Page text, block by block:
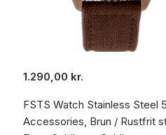
Mov't Black Canvas Strap
1.290,00 kr.
FSTS Watch Stainless Steel
Accessories, Brun / Rustfrit